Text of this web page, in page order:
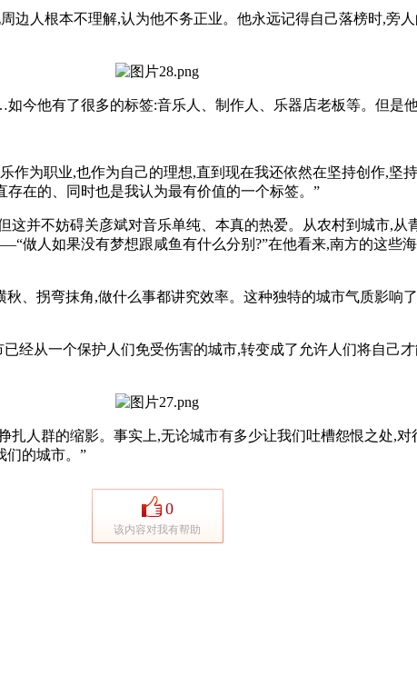
人根本不理解,认为他不务正业。他永远记得自己落榜时,旁
他有了很多的标签:音乐人、制作人、乐器店老板等。但是他
职业,也作为自己的理想,直到现在我还依然在坚持创作,坚
在的、同时也是我认为最有价值的一个标签。”
不妨碍关彦斌对音乐单纯、本真的热爱。从农村到城市,从
做人如果没有梦想跟咸鱼有什么分别?”在他看来,南方的这些
拐弯抹角,做什么事都讲究效率。这种独特的城市气质影响
一个保护人们免受伤害的城市,转变成了允许人们将自己才
群的缩影。事实上,无论城市有多少让我们吐槽怨恨之处,对
们的城市。”
0
该内容对我有帮助